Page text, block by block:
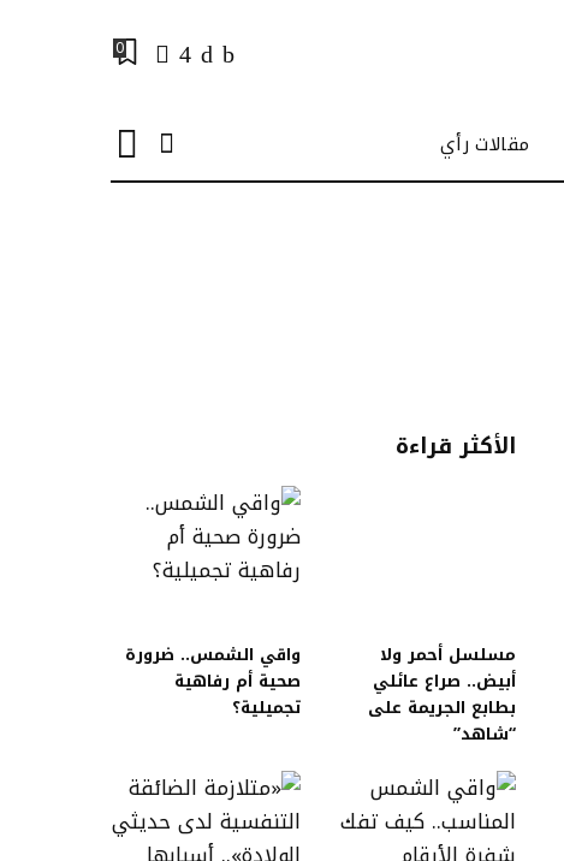
0
مقالات رأي
الأكثر قراءة
مسلسل أحمر ولا
أبيض.. صراع عائلي
بطابع الجريمة على
“شاهد”
واقي الشمس.. ضرورة
صحية أم رفاهية
تجميلية؟